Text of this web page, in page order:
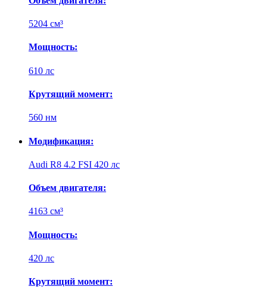
5204 см³
Мощность:
610 лс
Крутящий момент:
560 нм
Модификация:
Audi R8 4.2 FSI 420 лс
Объем двигателя:
4163 см³
Мощность:
420 лс
Крутящий момент: